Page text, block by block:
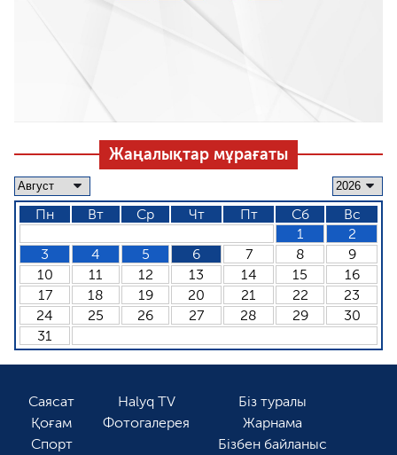
Жаңалықтар мұрағаты
Пн Вт Ср Чт Пт Сб
Вс
1
2
3
4 5 6 7 8
9
10
11 12 13 14 15
16
17
18 19 20 21 22
23
24
25 26 27 28 29
30
31
Саясат
Қоғам
Спорт
Halyq TV
Фотогалерея
Біз туралы
Жарнама
Бізбен байланыс